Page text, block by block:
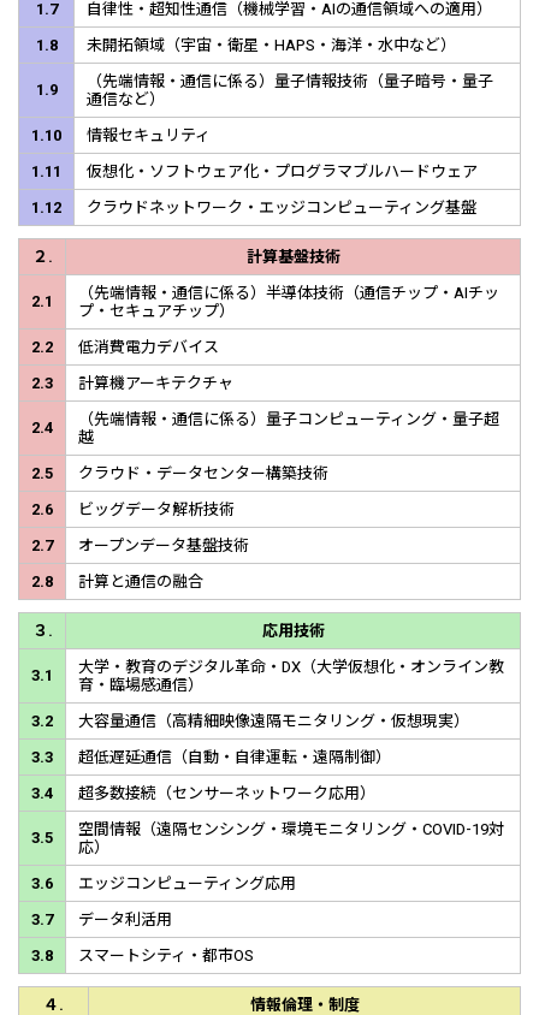
1.7
自律性・超知性通信（機械学習・AIの通信領域への適用）
1.8
未開拓領域（宇宙・衛星・HAPS・海洋・水中など）
1.9
（先端情報・通信に係る）量子情報技術（量子暗号・量子
通信など）
1.10
情報セキュリティ
1.11
仮想化・ソフトウェア化・プログラマブルハードウェア
1.12
クラウドネットワーク・エッジコンピューティング基盤
２. 計算基盤技術
2.1
（先端情報・通信に係る）半導体技術（通信チップ・AIチッ
プ・セキュアチップ）
2.2
低消費電力デバイス
2.3
計算機アーキテクチャ
2.4
（先端情報・通信に係る）量子コンピューティング・量子超
越
2.5
クラウド・データセンター構築技術
2.6
ビッグデータ解析技術
2.7
オープンデータ基盤技術
2.8
計算と通信の融合
３. 応用技術
3.1
大学・教育のデジタル革命・DX（大学仮想化・オンライン教
育・臨場感通信）
3.2
大容量通信（高精細映像遠隔モニタリング・仮想現実）
3.3
超低遅延通信（自動・自律運転・遠隔制御）
3.4
超多数接続（センサーネットワーク応用）
3.5
空間情報（遠隔センシング・環境モニタリング・COVID-19対
応）
3.6
エッジコンピューティング応用
3.7
データ利活用
3.8
スマートシティ・都市OS
４.
情報倫理・制度